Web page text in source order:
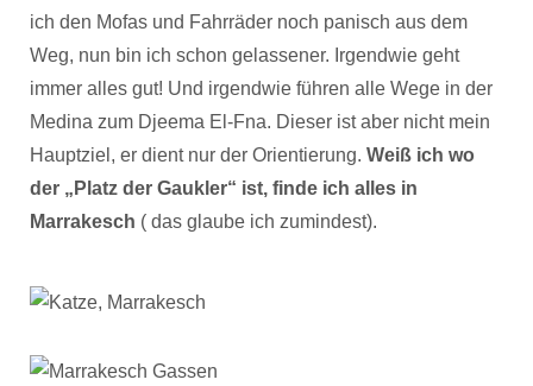
ich den Mofas und Fahrräder noch panisch aus dem
Weg, nun bin ich schon gelassener. Irgendwie geht
immer alles gut! Und irgendwie führen alle Wege in der
Medina zum Djeema El-Fna. Dieser ist aber nicht mein
Hauptziel, er dient nur der Orientierung. Weiß ich wo
der „Platz der Gaukler“ ist, finde ich alles in
Marrakesch ( das glaube ich zumindest).